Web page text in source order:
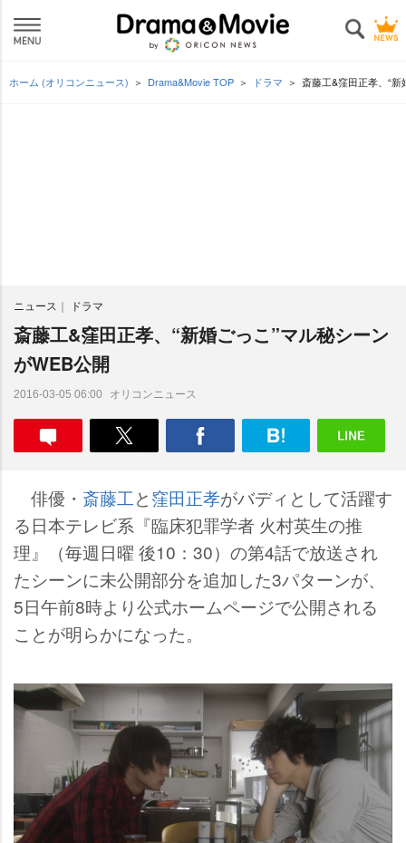
ホーム (オリコンニュース) Drama&Movie TOP ドラマ 斎藤工&窪田正孝、“
ニュース ドラマ
斎藤工&窪田正孝、“新婚ごっこ”マル秘シーン
がWEB公開
2016-03-05 06:00 オリコンニュース
俳優・ 斎藤工と窪田正孝がバディとして活躍す
る日本テレビ系『臨床犯罪学者 火村英生の推
理』（毎週日曜 後10：30）の第4話で放送され
たシーンに未公開部分を追加した3パターンが、
5日午前8時より公式ホームページで公開される
ことが明らかになった。